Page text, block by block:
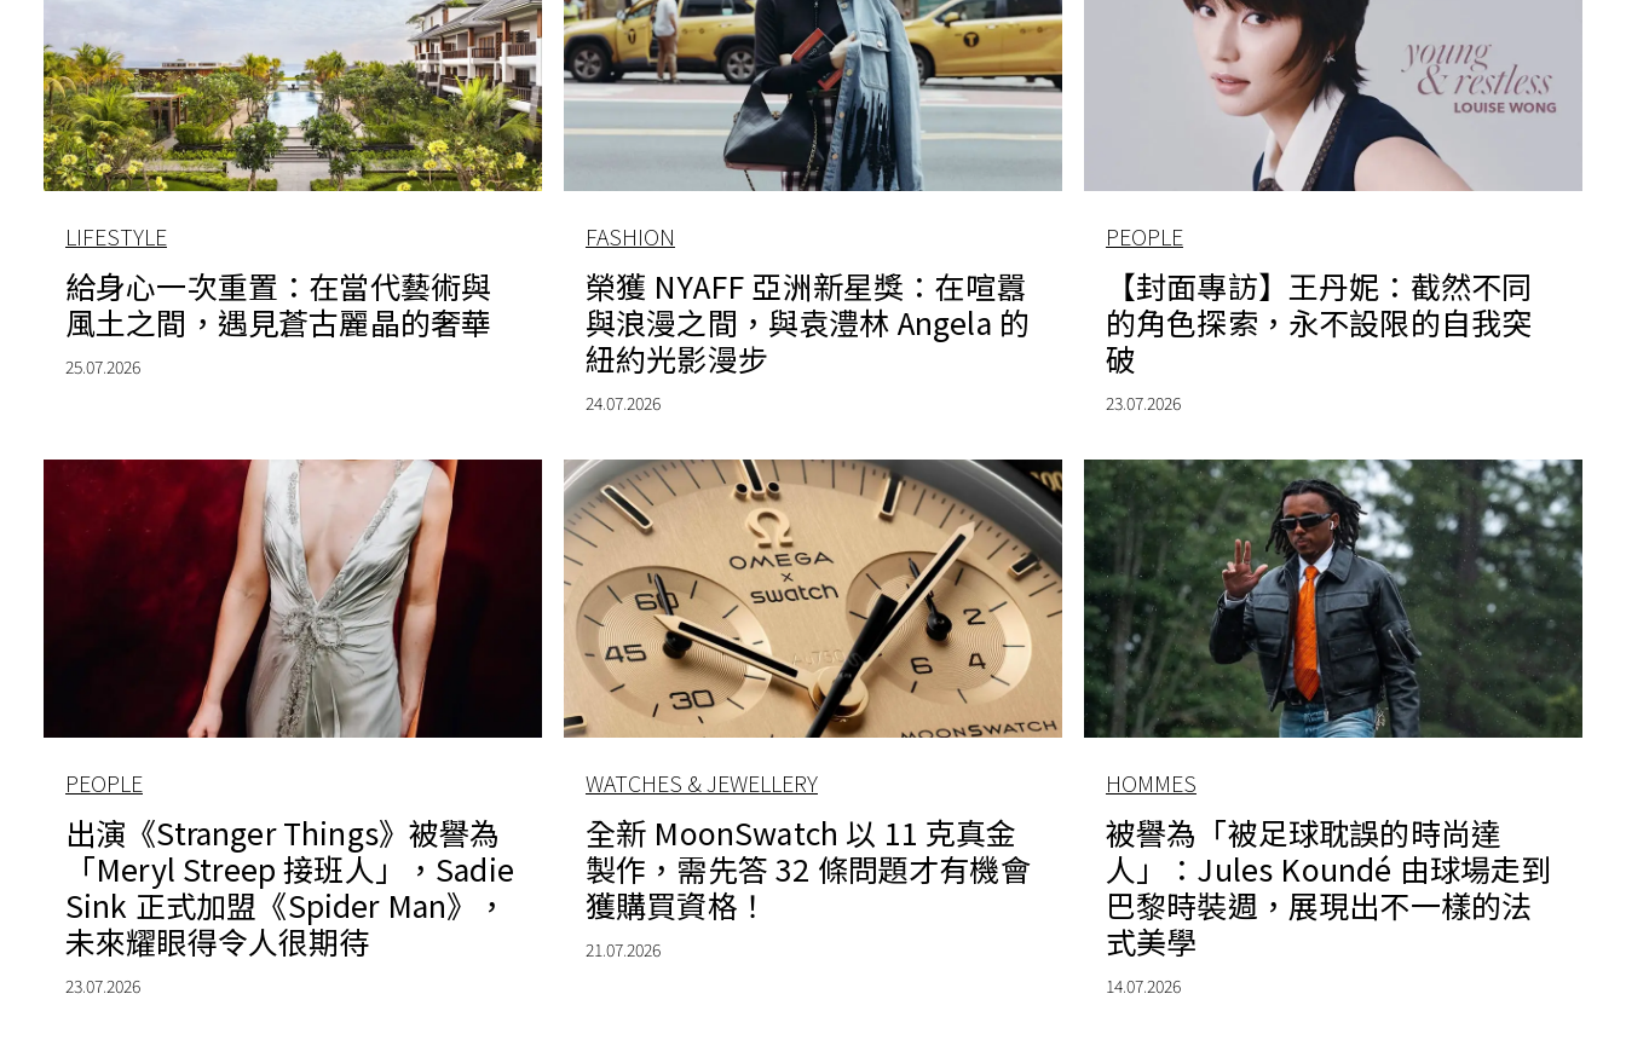
LIFESTYLE
給身心一次重置：在當代藝術與
風土之間，遇見蒼古麗晶的奢華
25.07.2026
FASHION
榮獲 NYAFF 亞洲新星獎：在喧囂
與浪漫之間，與袁澧林 Angela 的
紐約光影漫步
24.07.2026
PEOPLE
【封面專訪】王丹妮：截然不同
的角色探索，永不設限的自我突
破
23.07.2026
PEOPLE
出演《Stranger Things》被譽為
「Meryl Streep 接班人」，Sadie
Sink 正式加盟《Spider Man》，
未來耀眼得令人很期待
23.07.2026
WATCHES & JEWELLERY
全新 MoonSwatch 以 11 克真金
製作，需先答 32 條問題才有機會
獲購買資格！
21.07.2026
HOMMES
被譽為「被足球耽誤的時尚達
人」：Jules Koundé 由球場走到
巴黎時裝週，展現出不一樣的法
式美學
14.07.2026